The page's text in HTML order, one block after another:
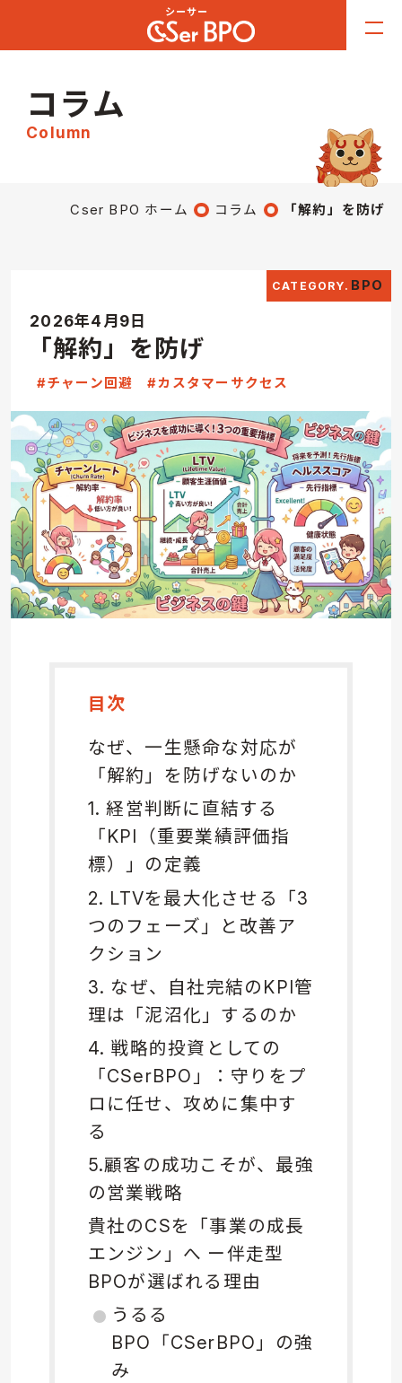
コラム
Column
Cser BPO ホーム コラム 「解約」を防げ
BPO
2026年4月9日
「解約」を防げ
#チャーン回避 #カスタマーサクセス
目次
なぜ、一生懸命な対応が
「解約」を防げないのか
1. 経営判断に直結する
「KPI（重要業績評価指
標）」の定義
2. LTVを最大化させる「3
つのフェーズ」と改善ア
クション
3. なぜ、自社完結のKPI管
理は「泥沼化」するのか
4. 戦略的投資としての
「CSerBPO」：守りをプ
ロに任せ、攻めに集中す
る
5.顧客の成功こそが、最強
の営業戦略
貴社のCSを「事業の成長
エンジン」へ ー伴走型
BPOが選ばれる理由
うるる
BPO「CSerBPO」の強
み